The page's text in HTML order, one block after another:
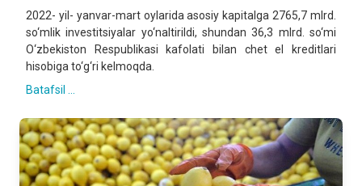
2022- yil- yanvar-mart oylarida asosiy kapitalga 2765,7 mlrd.
so‘mlik investitsiyalar yo‘naltirildi, shundan 36,3 mlrd. so‘mi
O‘zbekiston Respublikasi kafolati bilan chet el kreditlari
hisobiga to‘g‘ri kelmoqda.
Batafsil ...